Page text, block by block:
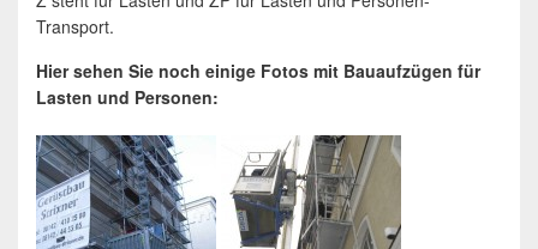
Transport.
Hier sehen Sie noch einige Fotos mit Bauaufzügen für
Lasten und Personen: